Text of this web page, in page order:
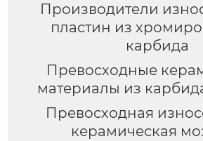
Производители
пластин из
карбида
Превосходные
материалы из
Превосходная
керамическая